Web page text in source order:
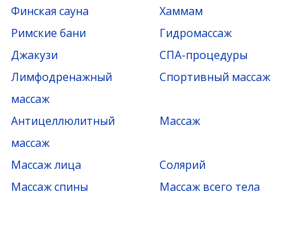
Финская сауна
Хаммам
Римские бани
Гидромассаж
Джакузи
СПА-процедуры
Лимфодренажный
массаж
Спортивный массаж
Антицеллюлитный
массаж
Массаж
Массаж лица
Солярий
Массаж спины
Массаж всего тела